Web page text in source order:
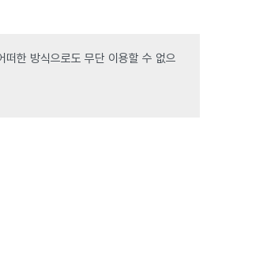
한 방식으로도 무단 이용할 수 없으